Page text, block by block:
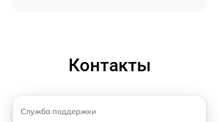
Контакты
Служба поддержки